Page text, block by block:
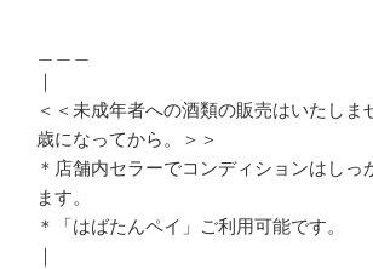
｜
＜＜未成年者への酒類の販売はいたしま
歳になってから。＞＞
＊店舗内セラーでコンディションはしっ
ます。
＊「はばたんペイ」ご利用可能です。
｜